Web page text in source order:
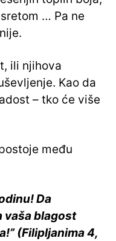
… Pa ne
ili njihova
Kao da
– tko će više
među
Da
vaša blagost
(Filipljanima 4,